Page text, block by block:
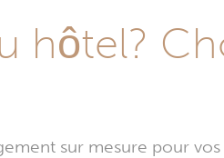
hôtel?
sur mesure pour